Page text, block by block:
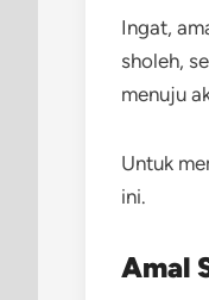
Ingat,
sholeh,
menuju
Untuk
ini.
Amal